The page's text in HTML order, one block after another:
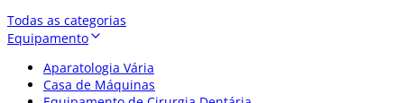
Todas as categorias
Equipamento
Aparatologia Vária
Casa de Máquinas